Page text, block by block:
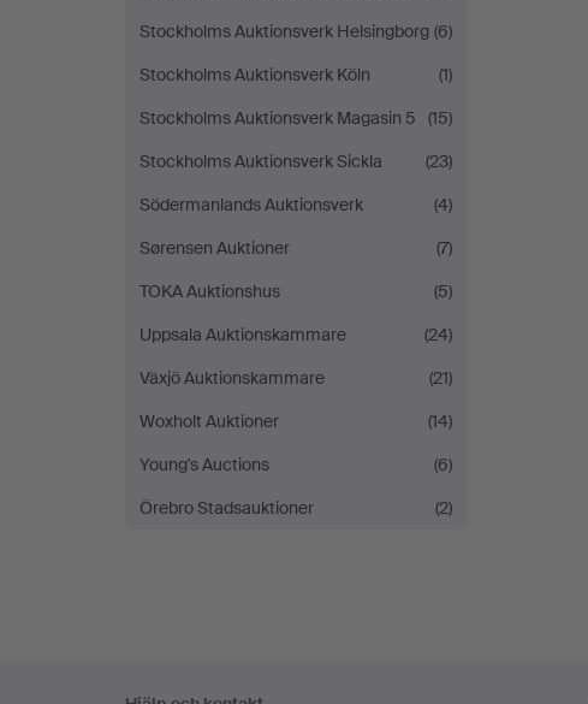
Stockholms Auktionsverk Helsingborg (6)
Stockholms Auktionsverk Köln
(1)
Stockholms Auktionsverk Magasin 5
(15)
Stockholms Auktionsverk Sickla
(23)
Södermanlands Auktionsverk
(4)
Sørensen Auktioner
(7)
TOKA Auktionshus
(5)
Uppsala Auktionskammare
(24)
Växjö Auktionskammare
(21)
Woxholt Auktioner
(14)
Young's Auctions
(6)
Örebro Stadsauktioner
(2)